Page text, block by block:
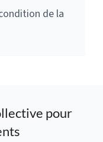
de la
pour